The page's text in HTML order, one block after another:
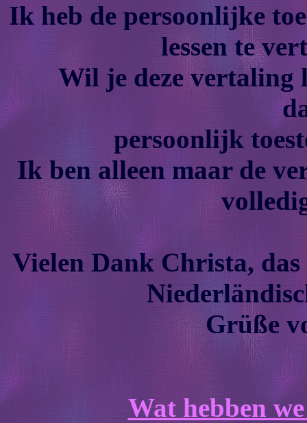
Ik heb de persoonlijke
lessen te
Wil je deze vertaling
persoonlijk
Ik ben alleen maar de
Vielen Dank Christa,
Grüße
Wat hebben